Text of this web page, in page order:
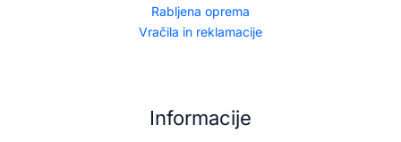
Rabljena oprema
Vračila in reklamacije
Informacije